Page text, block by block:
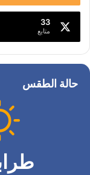
33
متابع
حالة الطقس